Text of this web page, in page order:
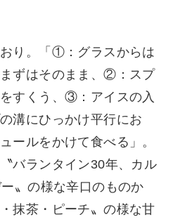
り。「①：グラスからは
ずはそのまま、②：スプ
すくう、③：アイスの入
溝にひっかけ平行にお
ールをかけて食べる」。
バランタイン30年、カル
〟の様な辛口のものか
抹茶・ピーチ〟の様な甘